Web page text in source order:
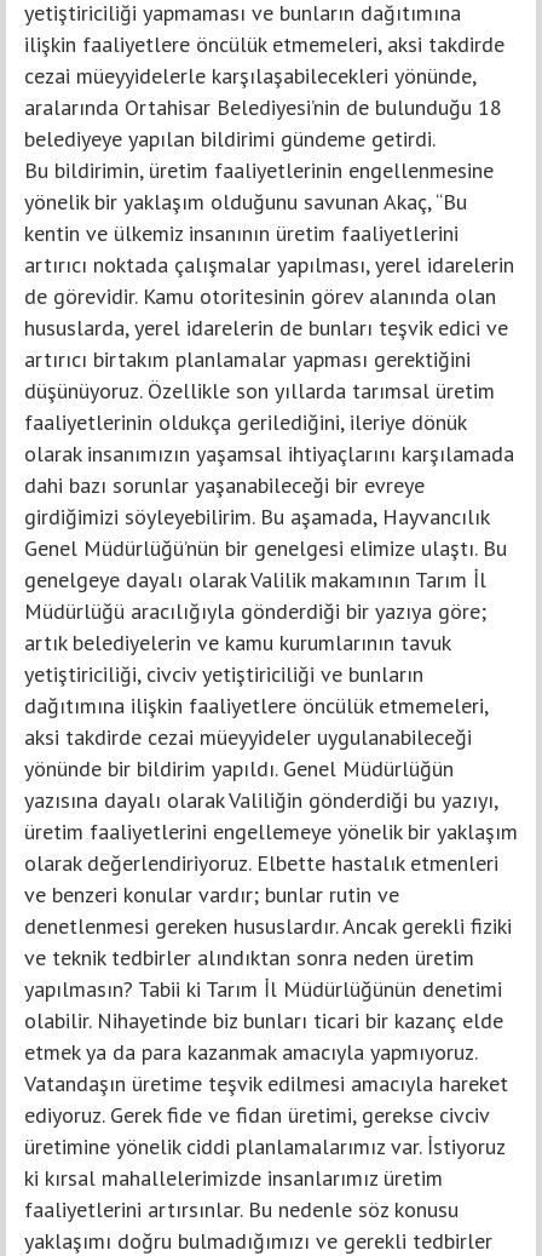
yetiştiriciliği yapmaması ve bunların dağıtımına
ilişkin faaliyetlere öncülük etmemeleri, aksi takdirde
cezai müeyyidelerle karşılaşabilecekleri yönünde,
aralarında Ortahisar Belediyesi’nin de bulunduğu 18
belediyeye yapılan bildirimi gündeme getirdi.
Bu bildirimin, üretim faaliyetlerinin engellenmesine
yönelik bir yaklaşım olduğunu savunan Akaç, “Bu
kentin ve ülkemiz insanının üretim faaliyetlerini
artırıcı noktada çalışmalar yapılması, yerel idarelerin
de görevidir. Kamu otoritesinin görev alanında olan
hususlarda, yerel idarelerin de bunları teşvik edici ve
artırıcı birtakım planlamalar yapması gerektiğini
düşünüyoruz. Özellikle son yıllarda tarımsal üretim
faaliyetlerinin oldukça gerilediğini, ileriye dönük
olarak insanımızın yaşamsal ihtiyaçlarını karşılamada
dahi bazı sorunlar yaşanabileceği bir evreye
girdiğimizi söyleyebilirim. Bu aşamada, Hayvancılık
Genel Müdürlüğü’nün bir genelgesi elimize ulaştı. Bu
genelgeye dayalı olarak Valilik makamının Tarım İl
Müdürlüğü aracılığıyla gönderdiği bir yazıya göre;
artık belediyelerin ve kamu kurumlarının tavuk
yetiştiriciliği, civciv yetiştiriciliği ve bunların
dağıtımına ilişkin faaliyetlere öncülük etmemeleri,
aksi takdirde cezai müeyyideler uygulanabileceği
yönünde bir bildirim yapıldı. Genel Müdürlüğün
yazısına dayalı olarak Valiliğin gönderdiği bu yazıyı,
üretim faaliyetlerini engellemeye yönelik bir yaklaşım
olarak değerlendiriyoruz. Elbette hastalık etmenleri
ve benzeri konular vardır; bunlar rutin ve
denetlenmesi gereken hususlardır. Ancak gerekli fiziki
ve teknik tedbirler alındıktan sonra neden üretim
yapılmasın? Tabii ki Tarım İl Müdürlüğünün denetimi
olabilir. Nihayetinde biz bunları ticari bir kazanç elde
etmek ya da para kazanmak amacıyla yapmıyoruz.
Vatandaşın üretime teşvik edilmesi amacıyla hareket
ediyoruz. Gerek fide ve fidan üretimi, gerekse civciv
üretimine yönelik ciddi planlamalarımız var. İstiyoruz
ki kırsal mahallelerimizde insanlarımız üretim
faaliyetlerini artırsınlar. Bu nedenle söz konusu
yaklaşımı doğru bulmadığımızı ve gerekli tedbirler